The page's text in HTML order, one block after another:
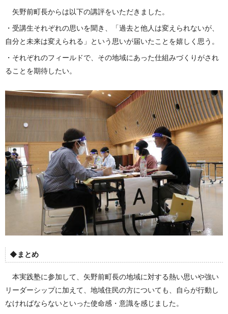
矢野前町長からは以下の講評をいただきました。
・受講生それぞれの思いを聞き、「過去と他人は変えられないが、
自分と未来は変えられる」という思いが届いたことを嬉しく思う。
・それぞれのフィールドで、その地域にあった仕組みづくりがされ
ることを期待したい。
◆まとめ
本実践塾に参加して、矢野前町長の地域に対する熱い思いや強い
リーダーシップに加えて、地域住民の方についても、自らが行動し
なければならないといった使命感・意識を感じました。